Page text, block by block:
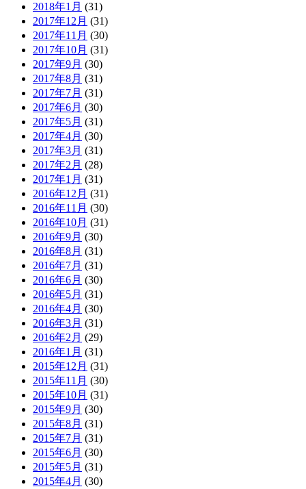
2018年1月 (31)
2017年12月 (31)
2017年11月 (30)
2017年10月 (31)
2017年9月 (30)
2017年8月 (31)
2017年7月 (31)
2017年6月 (30)
2017年5月 (31)
2017年4月 (30)
2017年3月 (31)
2017年2月 (28)
2017年1月 (31)
2016年12月 (31)
2016年11月 (30)
2016年10月 (31)
2016年9月 (30)
2016年8月 (31)
2016年7月 (31)
2016年6月 (30)
2016年5月 (31)
2016年4月 (30)
2016年3月 (31)
2016年2月 (29)
2016年1月 (31)
2015年12月 (31)
2015年11月 (30)
2015年10月 (31)
2015年9月 (30)
2015年8月 (31)
2015年7月 (31)
2015年6月 (30)
2015年5月 (31)
2015年4月 (30)